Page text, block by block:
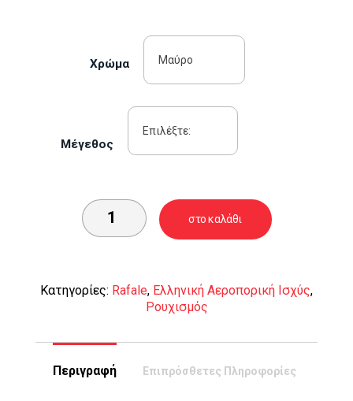
Χρώμα
Mέγεθος
στο καλάθι
Κατηγορίες: Rafale, Ελληνική Αεροπορική Ισχύς,
Ρουχισμός
Περιγραφή Επιπρόσθετες Πληροφορίες